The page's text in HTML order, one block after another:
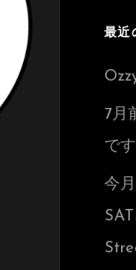
最近
7月
で
今